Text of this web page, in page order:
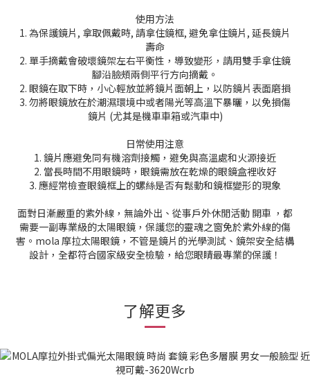
使用方法
1. 為保護鏡片, 拿取佩戴時, 請拿住鏡框, 避免拿住鏡片, 延長鏡片
壽命
2. 單手摘戴會破壞鏡架左右平衡性，導致變形，請用雙手拿住鏡
腳沿臉頰兩側平行方向摘戴。
2. 眼鏡在取下時，小心輕放並將鏡片面朝上，以防鏡片表面磨損
3. 勿將眼鏡放在於潮濕環境中或者陽光等高溫下暴曬，以免損傷
鏡片 (尤其是機車車箱或汽車中)
日常使用注意
1. 鏡片應避免同有機溶劑接觸，避免與高溫處和火源接近
2. 當長時間不用眼鏡時，眼鏡需放在乾燥的眼鏡盒裡收好
3. 應經常檢查眼鏡框上的螺絲是否有鬆動和鏡框變形的現象
面對日漸嚴重的紫外線，無論外出、從事戶外休閒活動 開車 ，都
需要一副專業級的太陽眼鏡，保護您的靈魂之窗免於紫外線的傷
害。mola 摩拉太陽眼鏡，不管是鏡片的光學測試、鏡架安全結構
設計，全都符合國家級安全檢驗，給您眼睛最專業的保護！
了解更多